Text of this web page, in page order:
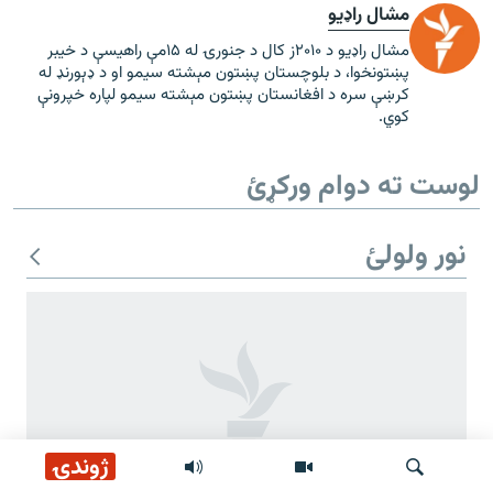
ژوندۍ
مشال راډیو
مشال راډیو د ۲۰۱۰ز کال د جنورۍ له ۱۵مې راهیسې د خیبر
پښتونخوا، د بلوچستان پښتون مېشته سیمو او د ډېورنډ له
کرښې سره د افغانستان پښتون مېشته سیمو لپاره خپرونې
کوي.
لوست ته دوام ورکړئ
نور ولولئ